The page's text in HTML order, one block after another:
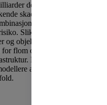
dollar i 2021.
skadekostnadene, og
med ulike datakilder
Slik kan de med stor
og objekter. Dataene kan
flom og ødeleggelser i
Neste steg er å bruke
andre naturrisikoer